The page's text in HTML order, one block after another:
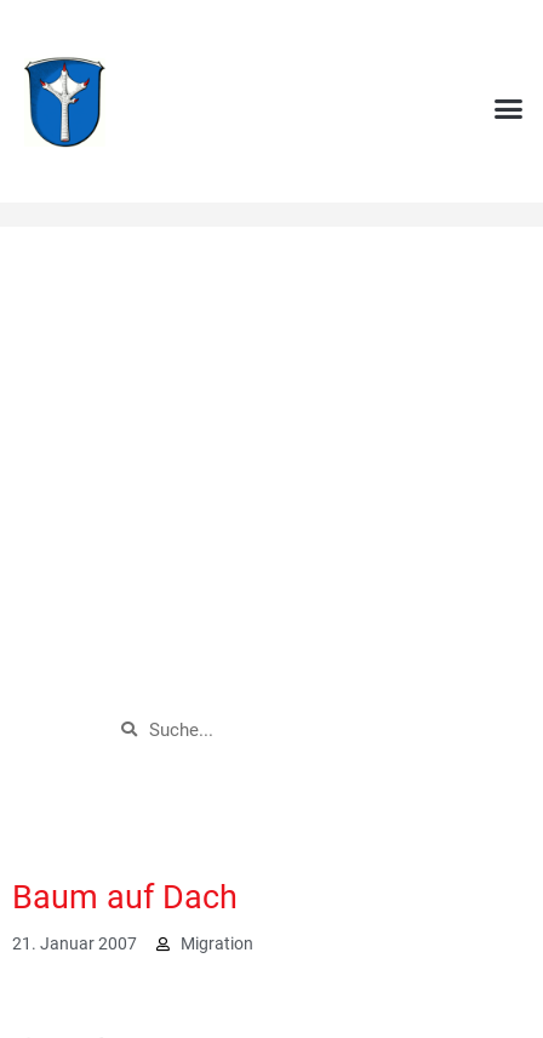
Baum auf Dach
21. Januar 2007 Migration